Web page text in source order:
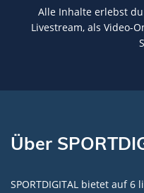
Alle Inhalte erlebst
Livestream, als Video-
Über
SPORTDIGITAL bietet auf